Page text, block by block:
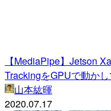
【MediaPipe】Jetson
TrackingをGPUで動かし
山本紘暉
2020.07.17